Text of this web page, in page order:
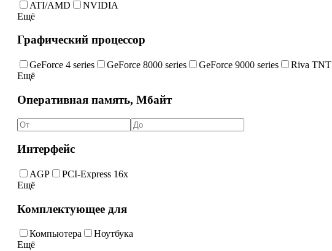
ATI/AMD
NVIDIA
Ещё
Графический процессор
GeForce 4 series GeForce 8000 series GeForce 9000 series Riva TNT
Ещё
Оперативная память, Мбайт
Интерфейс
AGP
PCI-Express 16x
Ещё
Комплектующее для
Компьютера
Ноутбука
Ещё